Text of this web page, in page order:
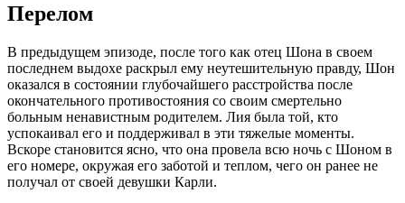
Перелом
В предыдущем эпизоде, после того как отец Шона в своем
последнем выдохе раскрыл ему неутешительную правду, Шон
оказался в состоянии глубочайшего расстройства после
окончательного противостояния со своим смертельно
больным ненавистным родителем. Лия была той, кто
успокаивал его и поддерживал в эти тяжелые моменты.
Вскоре становится ясно, что она провела всю ночь с Шоном в
его номере, окружая его заботой и теплом, чего он ранее не
получал от своей девушки Карли.